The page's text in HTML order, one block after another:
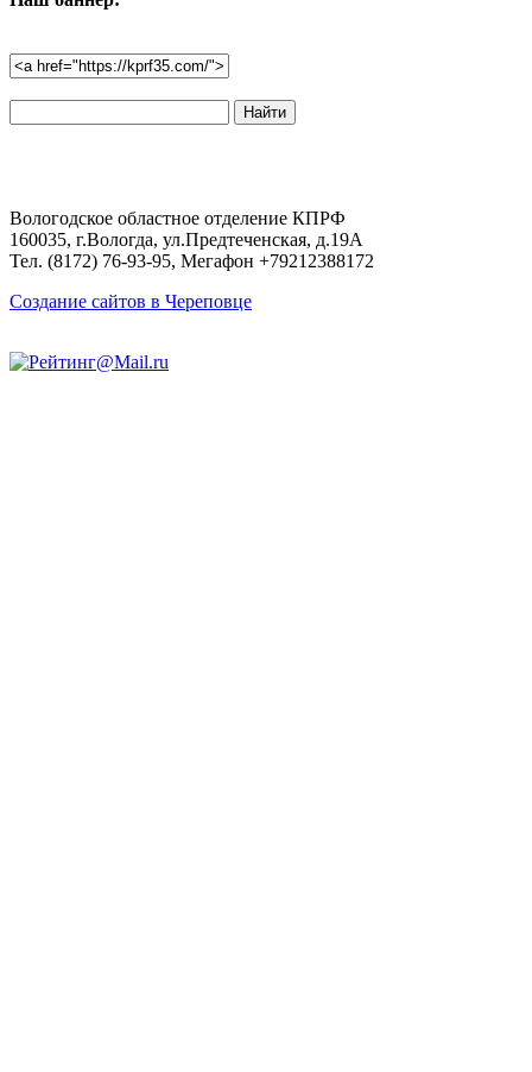
по
Вологодское областное отделение КПРФ
160035, г.Вологда, ул.Предтеченская, д.19А
Тел. (8172) 76-93-95, Мегафон +79212388172
Создание сайтов в Череповце